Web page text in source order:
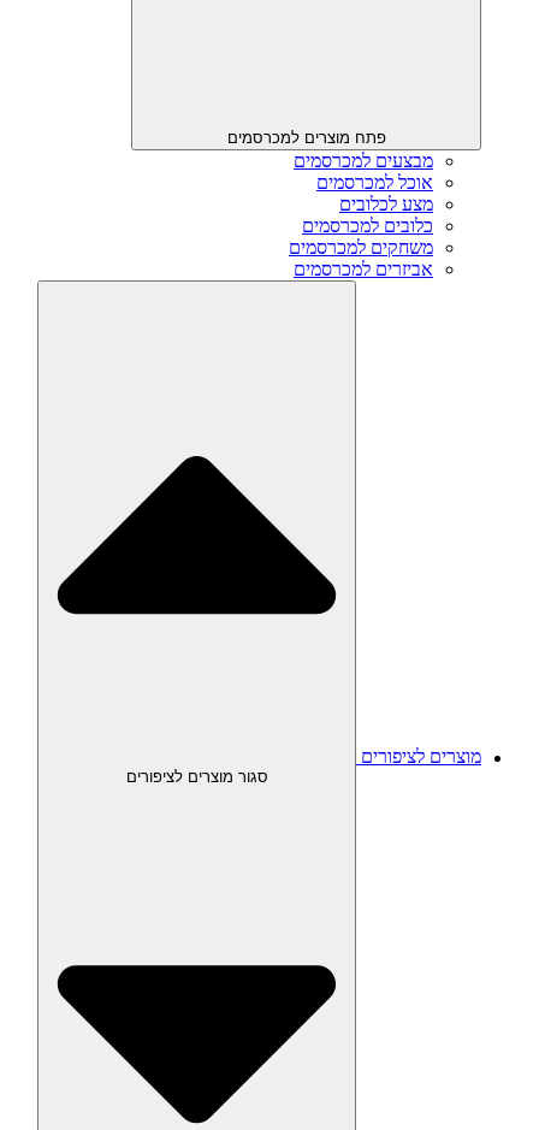
פתח מוצרים למכרסמים
מבצעים למכרסמים
אוכל למכרסמים
מצע לכלובים
כלובים למכרסמים
משחקים למכרסמים
אביזרים למכרסמים
מוצרים לציפורים
סגור מוצרים לציפורים